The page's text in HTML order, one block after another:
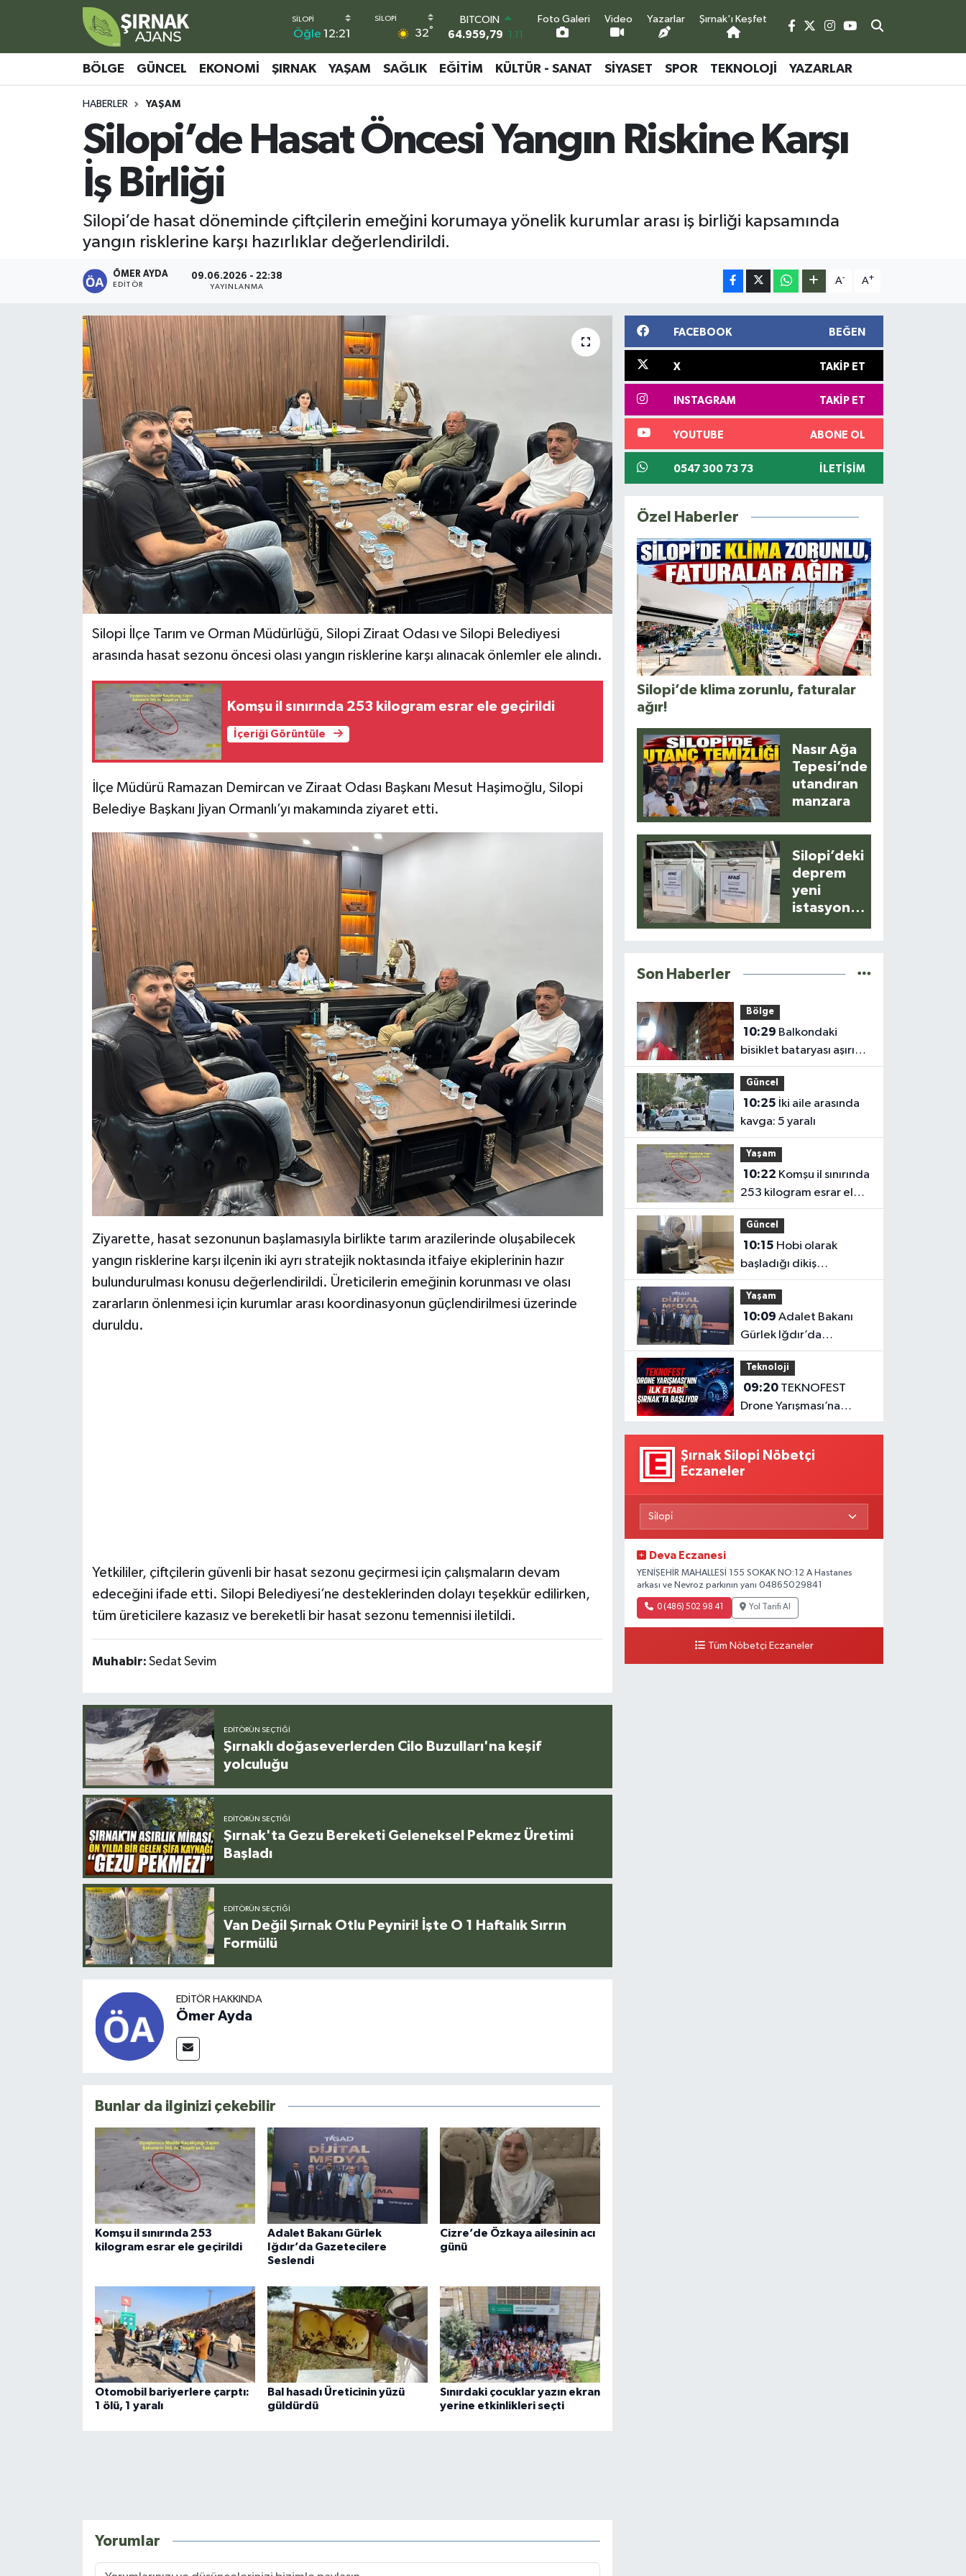
Öğle 12:21 32°
BITCOIN
64.959,79 1.11
47,7436
0.18
64,4811 0.38
GRAM ALTIN
6660.55
0.03
Foto Galeri Video Yazarlar Şırnak'ı Keşfet
BÖLGE GÜNCEL EKONOMI ŞIRNAK YAŞAM SAĞLIK EĞITIM KÜLTÜR - SANAT SIYASET SPOR TEKNOLOJI YAZARLAR
HABERLER YAŞAM
Silopi’de Hasat Öncesi Yangın Riskine Karşı
İş Birliği
Silopi’de hasat döneminde çiftçilerin emeğini korumaya yönelik kurumlar arası iş birliği kapsamında
yangın risklerine karşı hazırlıklar değerlendirildi.
ÖMER AYDA
EDITÖR
09.06.2026 - 22:38
YAYINLANMA
A- A+
Silopi İlçe Tarım ve Orman Müdürlüğü, Silopi Ziraat Odası ve Silopi Belediyesi
arasında hasat sezonu öncesi olası yangın risklerine karşı alınacak önlemler ele alındı.
Komşu il sınırında 253 kilogram esrar ele geçirildi
İçeriği Görüntüle
İlçe Müdürü Ramazan Demircan ve Ziraat Odası Başkanı Mesut Haşimoğlu, Silopi
Belediye Başkanı Jiyan Ormanlı’yı makamında ziyaret etti.
Ziyarette, hasat sezonunun başlamasıyla birlikte tarım arazilerinde oluşabilecek
yangın risklerine karşı ilçenin iki ayrı stratejik noktasında itfaiye ekiplerinin hazır
bulundurulması konusu değerlendirildi. Üreticilerin emeğinin korunması ve olası
zararların önlenmesi için kurumlar arası koordinasyonun güçlendirilmesi üzerinde
duruldu.
Yetkililer, çiftçilerin güvenli bir hasat sezonu geçirmesi için çalışmaların devam
edeceğini ifade etti. Silopi Belediyesi’ne desteklerinden dolayı teşekkür edilirken,
tüm üreticilere kazasız ve bereketli bir hasat sezonu temennisi iletildi.
Muhabir: Sedat Sevim
EDITÖRÜN SEÇTIĞI
Şırnaklı doğaseverlerden Cilo Buzulları'na keşif
yolculuğu
EDITÖRÜN SEÇTIĞI
Şırnak'ta Gezu Bereketi Geleneksel Pekmez Üretimi
Başladı
EDITÖRÜN SEÇTIĞI
Van Değil Şırnak Otlu Peyniri! İşte O 1 Haftalık Sırrın
Formülü
EDITÖR HAKKINDA
Ömer Ayda
Bunlar da ilginizi çekebilir
Komşu il sınırında 253
kilogram esrar ele geçirildi
Adalet Bakanı Gürlek
Iğdır’da Gazetecilere
Seslendi
Cizre’de Özkaya ailesinin acı
günü
Otomobil bariyerlere çarptı:
1 ölü, 1 yaralı
Bal hasadı Üreticinin yüzü
güldürdü
Sınırdaki çocuklar yazın ekran
yerine etkinlikleri seçti
Yorumlar
FACEBOOK BEĞEN
X TAKIP ET
INSTAGRAM TAKIP ET
YOUTUBE ABONE OL
0547 300 73 73 İLETIŞIM
Özel Haberler
Silopi’de klima zorunlu, faturalar
ağır!
Nasır Ağa
Tepesi’nde
utandıran
manzara
Silopi’deki
deprem
yeni
istasyonla
Son Haberler
Bölge
10:29
bisiklet bataryası aşırı
ısınınca patladı
Güncel
10:25
kavga: 5 yaralı
Yaşam
10:22
253 kilogram esrar ele
geçirildi
Güncel
10:15
başladığı dikiş
serüveninde yurt dışına
açıldı
Yaşam
10:09
Gürlek Iğdır’da
Gazetecilere Seslendi
Teknoloji
09:20TEKNOFEST
Drone Yarışması’na
Ücretsiz Ulaşım Desteği
Şırnak Silopi Nöbetçi
Eczaneler
Deva Eczanesi
YENİŞEHİR MAHALLESİ 155 SOKAK NO:12 A Hastanes
arkası ve Nevroz parkının yanı 04865029841
0 (486) 502 98 41 Yol Tarifi Al
Tüm Nöbetçi Eczaneler
Bölge
Ekonomi
Siyaset
Yazarlar
Şırnak Nöbetçi Eczaneler
Şirnak Namaz Vakitleri
Şırnak Trafik Yoğunluk Haritası
Süper Lig Puan Durumu ve Fikstür
Tüm Manşetler
Son Dakika Haberleri